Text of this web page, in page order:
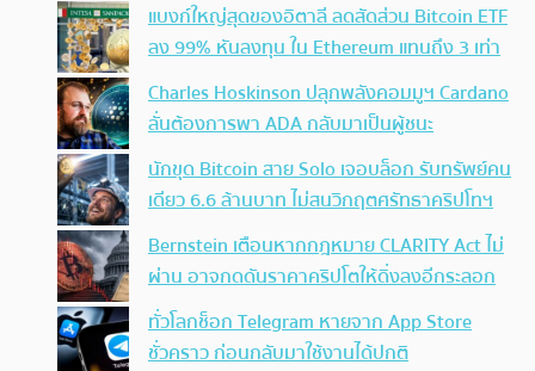
แบงก์ใหญ่สุดของอิตาลี ลดสัดส่วน Bitcoin ETF
ลง 99% หันลงทุน ใน Ethereum แทนถึง 3 เท่า
Charles Hoskinson ปลุกพลังคอมมูฯ Cardano
ลั่นต้องการพา ADA กลับมาเป็นผู้ชนะ
นักขุด Bitcoin สาย Solo เจอบล็อก รับทรัพย์คน
เดียว 6.6 ล้านบาท ไม่สนวิกฤตศรัทธาคริปโทฯ
Bernstein เตือนหากกฎหมาย CLARITY Act ไม่
ผ่าน อาจกดดันราคาคริปโตให้ดิ่งลงอีกระลอก
ทั่วโลกช็อก Telegram หายจาก App Store
ชั่วคราว ก่อนกลับมาใช้งานได้ปกติ